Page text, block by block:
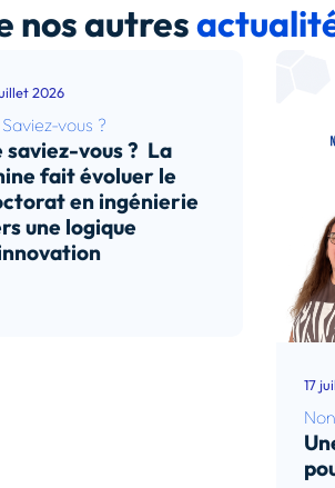
nos autres
2026
vous ?
saviez-vous ? La
fait évoluer le
en ingénierie
une logique
17